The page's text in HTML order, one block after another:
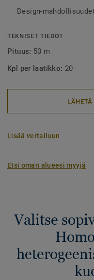
Design-
TEKNISET TIEDOT
Pituus: 50 m
Kpl per laatikko: 20
LÄHETÄ
Lisää vertailuun
Etsi oman alueesi myyjä
Valitse